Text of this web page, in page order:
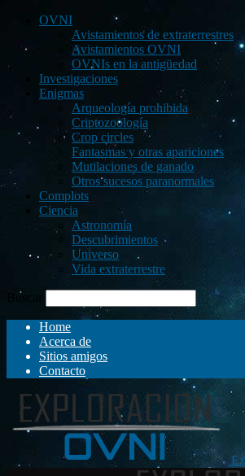
OVNI
Avistamientos de extraterrestres
Avistamientos OVNI
OVNIs en la antigüedad
Investigaciones
Enigmas
Arqueología prohibida
Criptozoología
Crop circles
Fantasmas y otras apariciones
Mutilaciones de ganado
Otros sucesos paranormales
Complots
Ciencia
Astronomía
Descubrimientos
Universo
Vida extraterrestre
Buscar
Home
Acerca de
Sitios amigos
Contacto